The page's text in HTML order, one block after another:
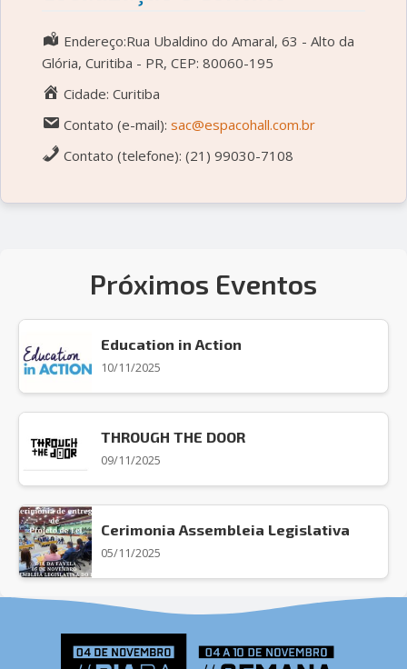
Endereço:Rua Ubaldino do Amaral, 63 - Alto da
Glória, Curitiba - PR, CEP: 80060-195
Cidade: Curitiba
Contato (e-mail): sac@espacohall.com.br
Contato (telefone): (21) 99030-7108
Próximos Eventos
Education in Action
10/11/2025
THROUGH THE DOOR
09/11/2025
Cerimonia Assembleia Legislativa
05/11/2025